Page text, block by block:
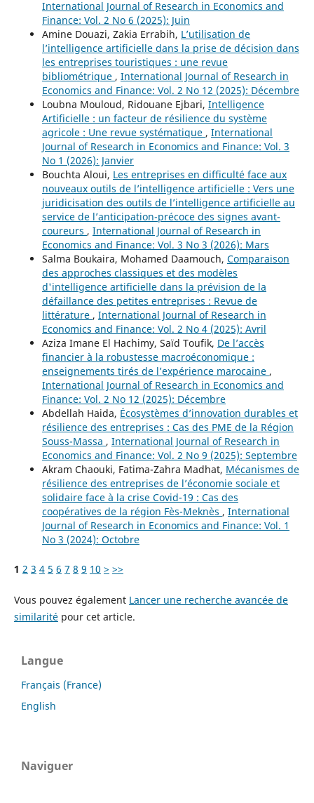
International Journal of Research in Economics and
Finance: Vol. 2 No 6 (2025): Juin
Amine Douazi, Zakia Errabih, L’utilisation de
l’intelligence artificielle dans la prise de décision dans
les entreprises touristiques : une revue
bibliométrique , International Journal of Research in
Economics and Finance: Vol. 2 No 12 (2025): Décembre
Loubna Mouloud, Ridouane Ejbari, Intelligence
Artificielle : un facteur de résilience du système
agricole : Une revue systématique , International
Journal of Research in Economics and Finance: Vol. 3
No 1 (2026): Janvier
Bouchta Aloui, Les entreprises en difficulté face aux
nouveaux outils de l’intelligence artificielle : Vers une
juridicisation des outils de l’intelligence artificielle au
service de l’anticipation-précoce des signes avant-
coureurs , International Journal of Research in
Economics and Finance: Vol. 3 No 3 (2026): Mars
Salma Boukaira, Mohamed Daamouch, Comparaison
des approches classiques et des modèles
d'intelligence artificielle dans la prévision de la
défaillance des petites entreprises : Revue de
littérature , International Journal of Research in
Economics and Finance: Vol. 2 No 4 (2025): Avril
Aziza Imane El Hachimy, Saïd Toufik, De l’accès
financier à la robustesse macroéconomique :
enseignements tirés de l’expérience marocaine ,
International Journal of Research in Economics and
Finance: Vol. 2 No 12 (2025): Décembre
Abdellah Haida, Écosystèmes d’innovation durables et
résilience des entreprises : Cas des PME de la Région
Souss-Massa , International Journal of Research in
Economics and Finance: Vol. 2 No 9 (2025): Septembre
Akram Chaouki, Fatima-Zahra Madhat, Mécanismes de
résilience des entreprises de l’économie sociale et
solidaire face à la crise Covid-19 : Cas des
coopératives de la région Fès-Meknès , International
Journal of Research in Economics and Finance: Vol. 1
No 3 (2024): Octobre
1 2 3 4 5 6 7 8 9 10 > >>
Vous pouvez également Lancer une recherche avancée de
similaritépour cet article.
Langue
Français (France)
English
Naviguer